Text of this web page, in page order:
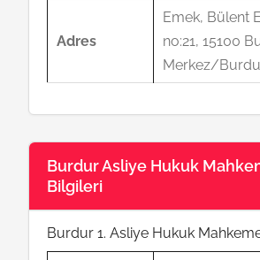
Adres
Emek, Bülent
no:21, 15100
Merkez/
Burdur Asliye Hukuk
Bilgileri
Burdur 1. Asliye Hukuk